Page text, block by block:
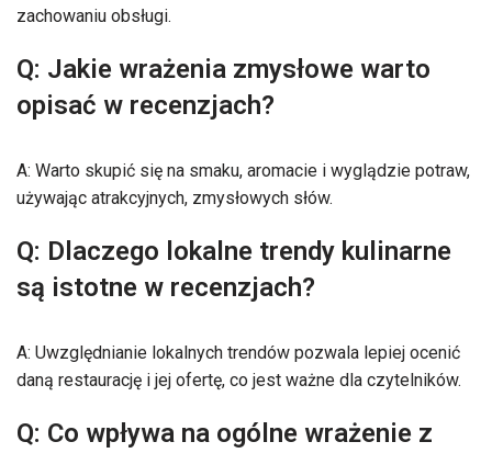
zachowaniu obsługi.
Q: Jakie wrażenia zmysłowe warto
opisać w recenzjach?
A: Warto skupić się na smaku, aromacie i wyglądzie potraw,
używając atrakcyjnych, zmysłowych słów.
Q: Dlaczego lokalne trendy kulinarne
są istotne w recenzjach?
A: Uwzględnianie lokalnych trendów pozwala lepiej ocenić
daną restaurację i jej ofertę, co jest ważne dla czytelników.
Q: Co wpływa na ogólne wrażenie z